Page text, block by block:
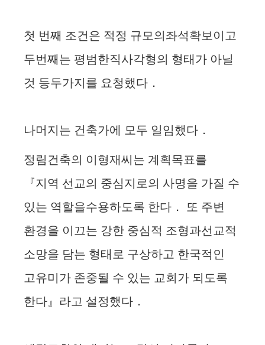
첫 번째 조건은 적정 규모의좌석확보이고
두번째는 평범한직사각형의 형태가 아닐
것 등두가지를 요청했다．
나머지는 건축가에 모두 일임했다．
정림건축의 이형재씨는 계획목표를
『지역 선교의 중심지로의 사명을 가질 수
있는 역할을수용하도록 한다． 또 주변
환경을 이끄는 강한 중심적 조형과선교적
소망을 담는 형태로 구상하고 한국적인
고유미가 존중될 수 있는 교회가 되도록
한다』라고 설정했다．